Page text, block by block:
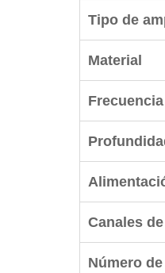
Tipo de
Material
Canales
Número